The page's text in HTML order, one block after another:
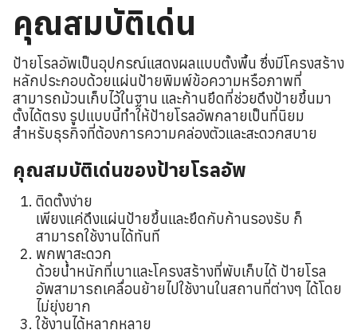
คุณสมบัติเด่น
ป้ายโรลอัพเป็นอุปกรณ์แสดงผลแบบตั้งพื้น ซึ่งมีโครงสร้าง
หลักประกอบด้วยแผ่นป้ายพิมพ์ข้อความหรือภาพที่
สามารถม้วนเก็บไว้ในฐาน และก้านยึดที่ช่วยดึงป้ายขึ้นมา
ตั้งได้ตรง รูปแบบนี้ทำให้ป้ายโรลอัพกลายเป็นที่นิยม
สำหรับธุรกิจที่ต้องการความคล่องตัวและสะดวกสบาย
คุณสมบัติเด่นของป้ายโรลอัพ
ติดตั้งง่าย
เพียงแค่ดึงแผ่นป้ายขึ้นและยึดกับก้านรองรับ ก็
สามารถใช้งานได้ทันที
พกพาสะดวก
ด้วยน้ำหนักที่เบาและโครงสร้างที่พับเก็บได้ ป้ายโรล
อัพสามารถเคลื่อนย้ายไปใช้งานในสถานที่ต่างๆ ได้โดย
ไม่ยุ่งยาก
ใช้งานได้หลากหลาย